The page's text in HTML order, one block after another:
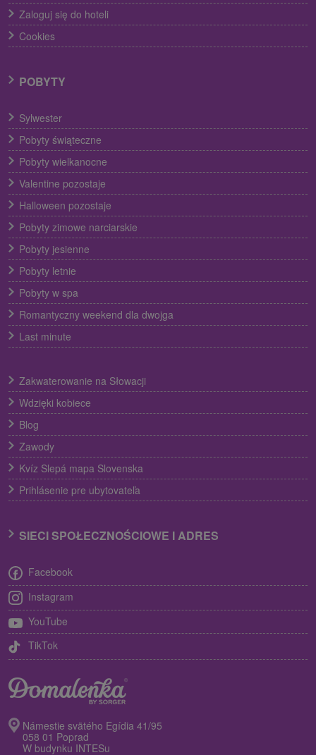
Zaloguj się do hoteli
Cookies
POBYTY
Sylwester
Pobyty świąteczne
Pobyty wielkanocne
Valentine pozostaje
Halloween pozostaje
Pobyty zimowe narciarskie
Pobyty jesienne
Pobyty letnie
Pobyty w spa
Romantyczny weekend dla dwojga
Last minute
Zakwaterowanie na Słowacji
Wdzięki kobiece
Blog
Zawody
Kvíz Slepá mapa Slovenska
Prihlásenie pre ubytovateľa
SIECI SPOŁECZNOŚCIOWE I ADRES
Facebook
Instagram
YouTube
TikTok
Námestie svätého Egídia 41/95
058 01 Poprad
W budynku INTESu